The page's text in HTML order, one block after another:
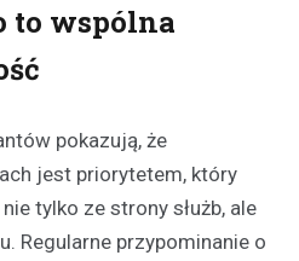
to wspólna
pokazują, że
jest priorytetem, który
tylko ze strony służb, ale
Regularne przypominanie o